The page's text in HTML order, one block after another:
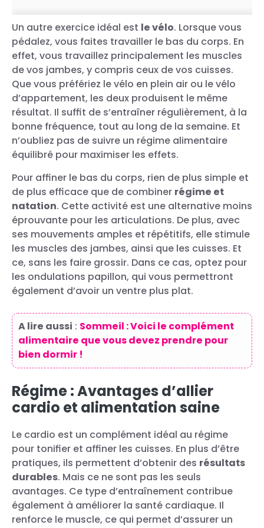
Un autre exercice idéal est le vélo. Lorsque vous
pédalez, vous faites travailler le bas du corps. En
effet, vous travaillez principalement les muscles
de vos jambes, y compris ceux de vos cuisses.
Que vous préfériez le vélo en plein air ou le vélo
d’appartement, les deux produisent le même
résultat. Il suffit de s’entraîner régulièrement, à la
bonne fréquence, tout au long de la semaine. Et
n’oubliez pas de suivre un régime alimentaire
équilibré pour maximiser les effets.
Pour affiner le bas du corps, rien de plus simple et
de plus efficace que de combiner régime et
natation. Cette activité est une alternative moins
éprouvante pour les articulations. De plus, avec
ses mouvements amples et répétitifs, elle stimule
les muscles des jambes, ainsi que les cuisses. Et
ce, sans les faire grossir. Dans ce cas, optez pour
les ondulations papillon, qui vous permettront
également d’avoir un ventre plus plat.
A lire aussi : Sommeil : Voici le complément
alimentaire que vous devez prendre pour
bien dormir !
Régime : Avantages d’allier
cardio et alimentation saine
Le cardio est un complément idéal au régime
pour tonifier et affiner les cuisses. En plus d’être
pratiques, ils permettent d’obtenir des résultats
durables. Mais ce ne sont pas les seuls
avantages. Ce type d’entraînement contribue
également à améliorer la santé cardiaque. Il
renforce le muscle, ce qui permet d’assurer un